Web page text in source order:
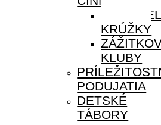
KRÚŽKY
KLUBY
PODUJATIA
DETSKÉ
TÁBORY